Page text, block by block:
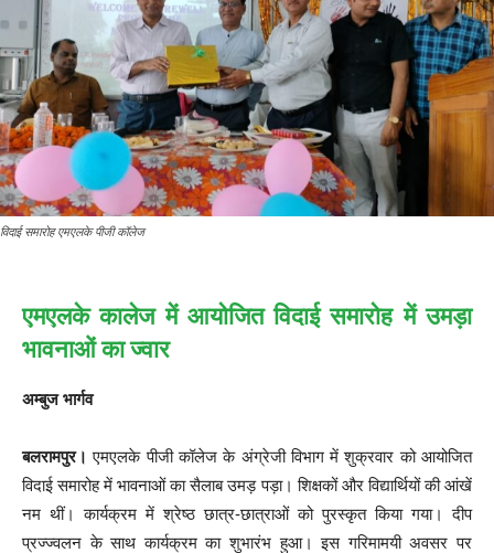
विदाई समारोह एमएलके पीजी कॉलेज
एमएलके कालेज में आयोजित विदाई समारोह में उमड़ा
भावनाओं का ज्वार
अम्बुज भार्गव
बलरामपुर। एमएलके पीजी कॉलेज के अंग्रेजी विभाग में शुक्रवार को आयोजित
विदाई समारोह में भावनाओं का सैलाब उमड़ पड़ा। शिक्षकों और विद्यार्थियों की आंखें
नम थीं। कार्यक्रम में श्रेष्ठ छात्र-छात्राओं को पुरस्कृत किया गया। दीप
प्रज्ज्वलन के साथ कार्यक्रम का शुभारंभ हुआ। इस गरिमामयी अवसर पर